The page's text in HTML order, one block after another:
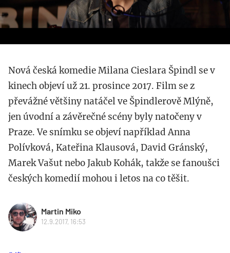
Nová česká komedie Milana Cieslara Špindl se v
kinech objeví už 21. prosince 2017. Film se z
převážné většiny natáčel ve Špindlerově Mlýně,
jen úvodní a závěrečné scény byly natočeny v
Praze. Ve snímku se objeví například Anna
Polívková, Kateřina Klausová, David Gránský,
Marek Vašut nebo Jakub Kohák, takže se fanoušci
českých komedií mohou i letos na co těšit.
Martin Miko
12.9.2017, 16:53